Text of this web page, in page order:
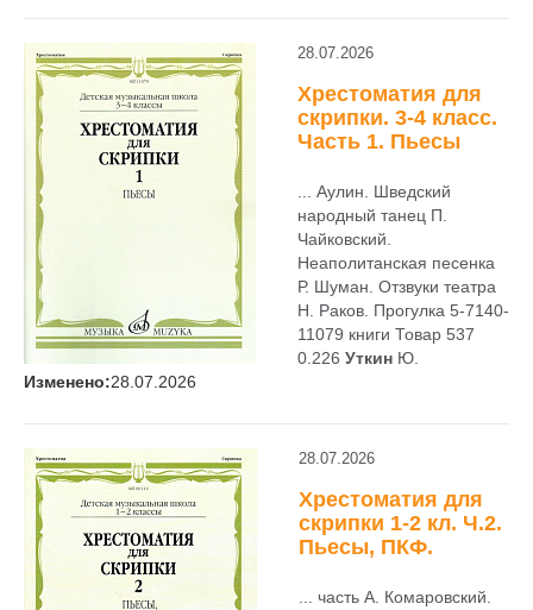
28.07.2026
Хрестоматия для
скрипки. 3-4 класс.
Часть 1. Пьесы
... Аулин. Шведский
народный танец П.
Чайковский.
Неаполитанская песенка
Р. Шуман. Отзвуки театра
Н. Раков. Прогулка 5-7140-
11079 книги Товар 537
0.226 Уткин Ю.
Изменено:28.07.2026
28.07.2026
Хрестоматия для
скрипки 1-2 кл. Ч.2.
Пьесы, ПКФ.
... часть А. Комаровский.